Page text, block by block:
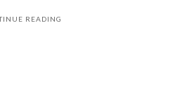
READING